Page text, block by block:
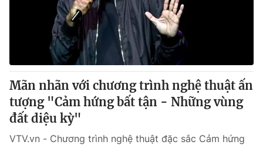
Mãn nhãn với chương trình nghệ thuật ấn
tượng "Cảm hứng bất tận - Những vùng
đất diệu kỳ"
VTV.vn - Chương trình nghệ thuật đặc sắc Cảm hứng